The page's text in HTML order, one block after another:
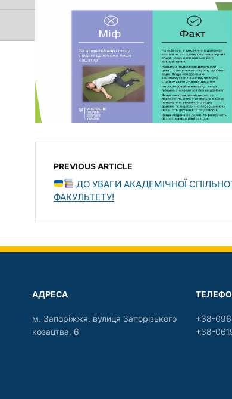
PREVIOUS ARTICLE
ДО УВАГИ АКАДЕМІЧНОЇ
ФАКУЛЬТЕТУ!
АДРЕСА
м. Запоріжжя, вулиця Запорізького
козацтва, 6
+38-
+38-